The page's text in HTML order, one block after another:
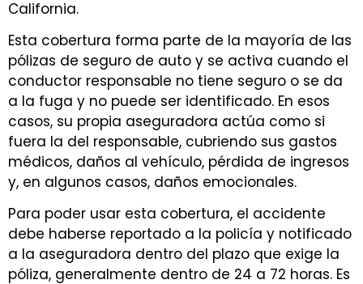
California.
Esta cobertura forma parte de la mayoría de las
pólizas de seguro de auto y se activa cuando el
conductor responsable no tiene seguro o se da
a la fuga y no puede ser identificado. En esos
casos, su propia aseguradora actúa como si
fuera la del responsable, cubriendo sus gastos
médicos, daños al vehículo, pérdida de ingresos
y, en algunos casos, daños emocionales.
Para poder usar esta cobertura, el accidente
debe haberse reportado a la policía y notificado
a la aseguradora dentro del plazo que exige la
póliza, generalmente dentro de 24 a 72 horas. Es